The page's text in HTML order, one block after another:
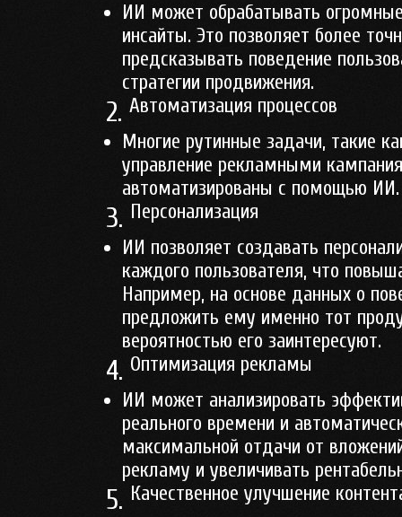
ИИ может обрабатывать
инсайты. Это позволяет более
предсказывать поведение
стратегии продвижения.
2. Автоматизация процессов
Многие рутинные задачи, такие
управление рекламными
автоматизированы с помощью
3. Персонализация
ИИ позволяет создавать
каждого пользователя, что
Например, на основе данных о
предложить ему именно тот
вероятностью его заинтересуют.
4. Оптимизация рекламы
ИИ может анализировать
реального времени и
максимальной отдачи от
рекламу и увеличивать
5. Качественное улучшение